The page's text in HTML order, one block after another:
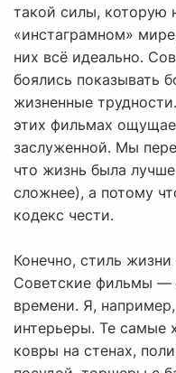
такой силы, которую
«инстаграмном»
них всё идеально.
боялись показывать
жизненные
этих фильмах
заслуженной. Мы
что жизнь была
сложнее), а потому
кодекс чести.
Конечно, стиль
Советские фильмы —
времени. Я,
интерьеры. Те самые
ковры на стенах,